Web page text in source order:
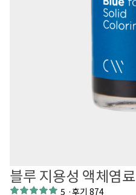
블루 지용성 액체염료
5 ·후기 874